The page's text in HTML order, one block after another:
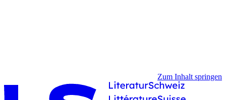
Zum Inhalt springen